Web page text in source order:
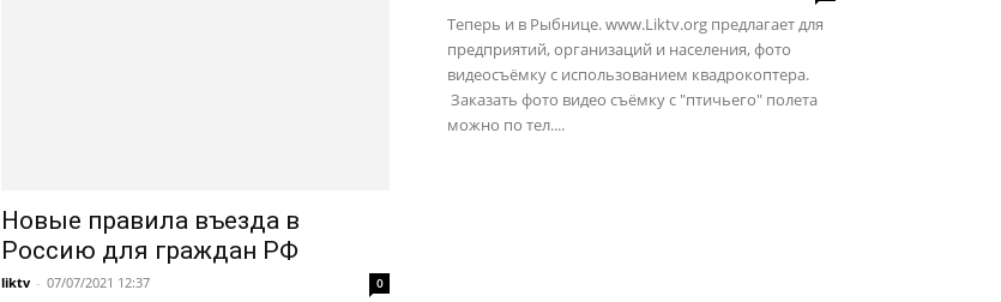
Новые правила въезда в
Россию для граждан РФ
liktv - 07/07/2021 12:37 0
Теперь и в Рыбнице. www.Liktv.org предлагает для
предприятий, организаций и населения, фото
видеосъёмку с использованием квадрокоптера.
Заказать фото видео съёмку с "птичьего" полета
можно по тел....